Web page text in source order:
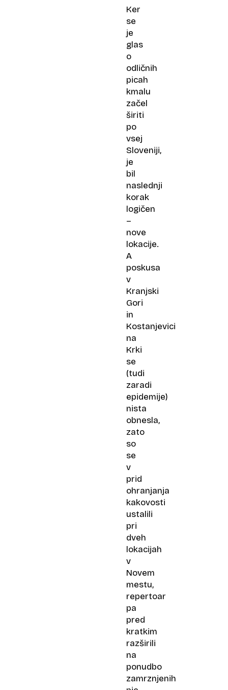
Ker
se
je
glas
o
odličnih
picah
kmalu
začel
širiti
po
vsej
Sloveniji,
je
bil
naslednji
korak
logičen
–
nove
lokacije.
A
poskusa
v
Kranjski
Gori
in
Kostanjevici
na
Krki
se
(tudi
zaradi
epidemije)
nista
obnesla,
zato
so
se
v
prid
ohranjanja
kakovosti
ustalili
pri
dveh
lokacijah
v
Novem
mestu,
repertoar
pa
pred
kratkim
razširili
na
ponudbo
zamrznjenih